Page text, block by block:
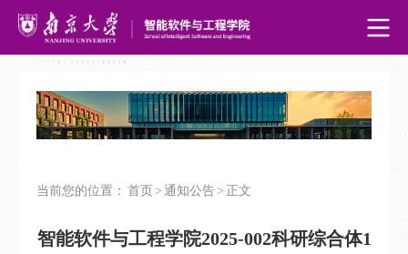
当前您的位置： 首页 > 通知公告> 正文
智能软件与工程学院2025-002科研综合体1